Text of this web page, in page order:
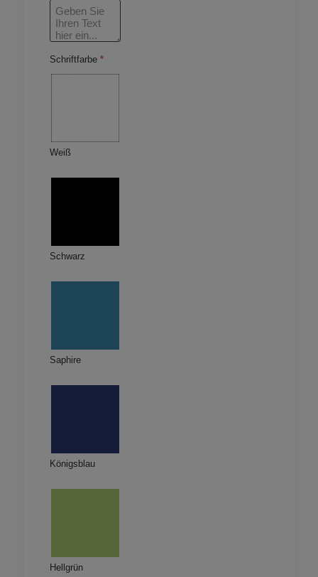
Schriftfarbe *
Weiß
Schwarz
Saphire
Königsblau
Hellgrün